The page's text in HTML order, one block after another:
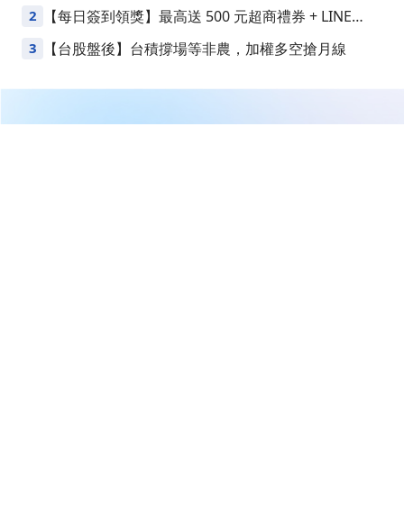
2
【每日簽到領獎】最高送 500 元超商禮券 + LINE
Points
3 【台股盤後】台積撐場等非農，加權多空搶月線